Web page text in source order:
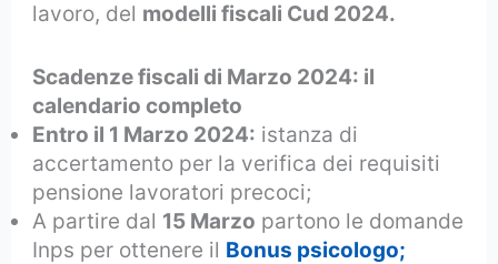
lavoro, del modelli fiscali Cud 2024.
Scadenze fiscali di Marzo 2024: il
calendario completo
Entro il 1 Marzo 2024: istanza di
accertamento per la verifica dei requisiti
pensione lavoratori precoci;
A partire dal 15 Marzo partono le domande
Inps per ottenere il Bonus psicologo;